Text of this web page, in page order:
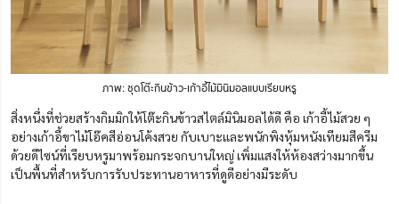
ภาพ: ชุดโต๊ะกินข้าว-เก้าอี้ไม้มินิมอลแบบเรียบหรู
สิ่งหนึ่งที่ช่วยสร้างกิมมิกให้โต๊ะกินข้าวสไตล์มินิมอลได้ดี คือ เก้าอี้ไม้สวย ๆ
อย่างเก้าอี้ขาไม้โอ๊คสีอ่อนโค้งสวย กับเบาะและพนักพิงหุ้มหนังเทียมสีครีม
ด้วยดีไซน์ที่เรียบหรูมาพร้อมกระจกบานใหญ่ เพิ่มแสงให้ห้องสว่างมากขึ้น
เป็นพื้นที่สำหรับการรับประทานอาหารที่ดูดีอย่างมีระดับ